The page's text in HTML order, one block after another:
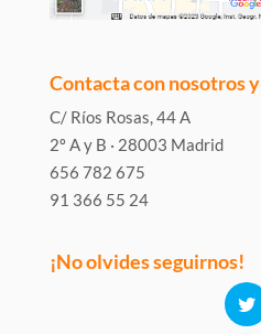
Contacta con nosotros
C/ Ríos Rosas, 44 A
2º A y B · 28003 Madrid
656 782 675
91 366 55 24
¡No olvides seguirnos!